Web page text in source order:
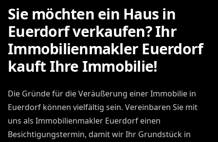
Sie möchten ein Haus in
Euerdorf verkaufen? Ihr
Immobilienmakler Euerdorf
kauft Ihre Immobilie!
Die Gründe für die Veräußerung einer Immobilie in
Euerdorf können vielfältig sein. Vereinbaren Sie mit
uns als Immobilienmakler Euerdorf einen
Besichtigungstermin, damit wir Ihr Grundstück in